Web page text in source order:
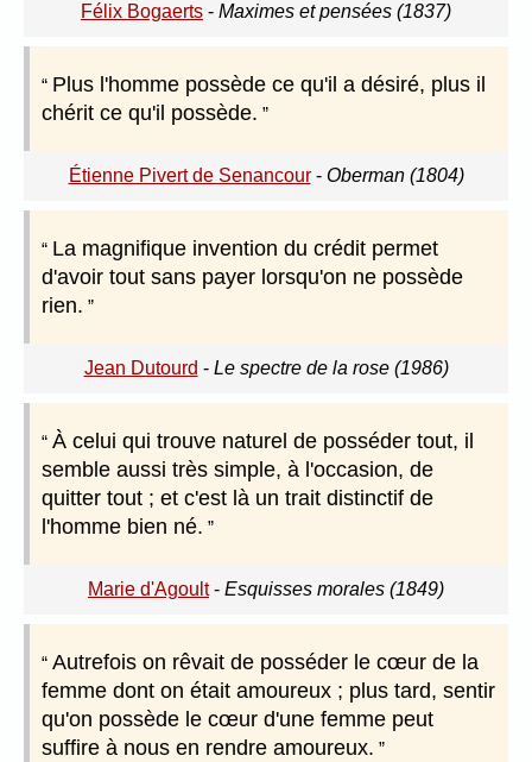
Félix Bogaerts - Maximes et pensées (1837)
Plus l'homme possède ce qu'il a désiré, plus il
chérit ce qu'il possède.
Étienne Pivert de Senancour- Oberman (1804)
La magnifique invention du crédit permet
d'avoir tout sans payer lorsqu'on ne possède
rien.
Jean Dutourd - Le spectre de la rose (1986)
À celui qui trouve naturel de posséder tout, il
semble aussi très simple, à l'occasion, de
quitter tout ; et c'est là un trait distinctif de
l'homme bien né.
Marie d'Agoult- Esquisses morales (1849)
Autrefois on rêvait de posséder le cœur de la
femme dont on était amoureux ; plus tard, sentir
qu'on possède le cœur d'une femme peut
suffire à nous en rendre amoureux.